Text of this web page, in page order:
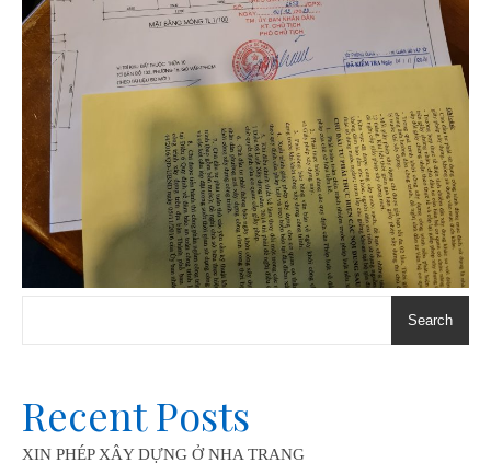
Search
Recent Posts
XIN PHÉP XÂY DỰNG Ở NHA TRANG